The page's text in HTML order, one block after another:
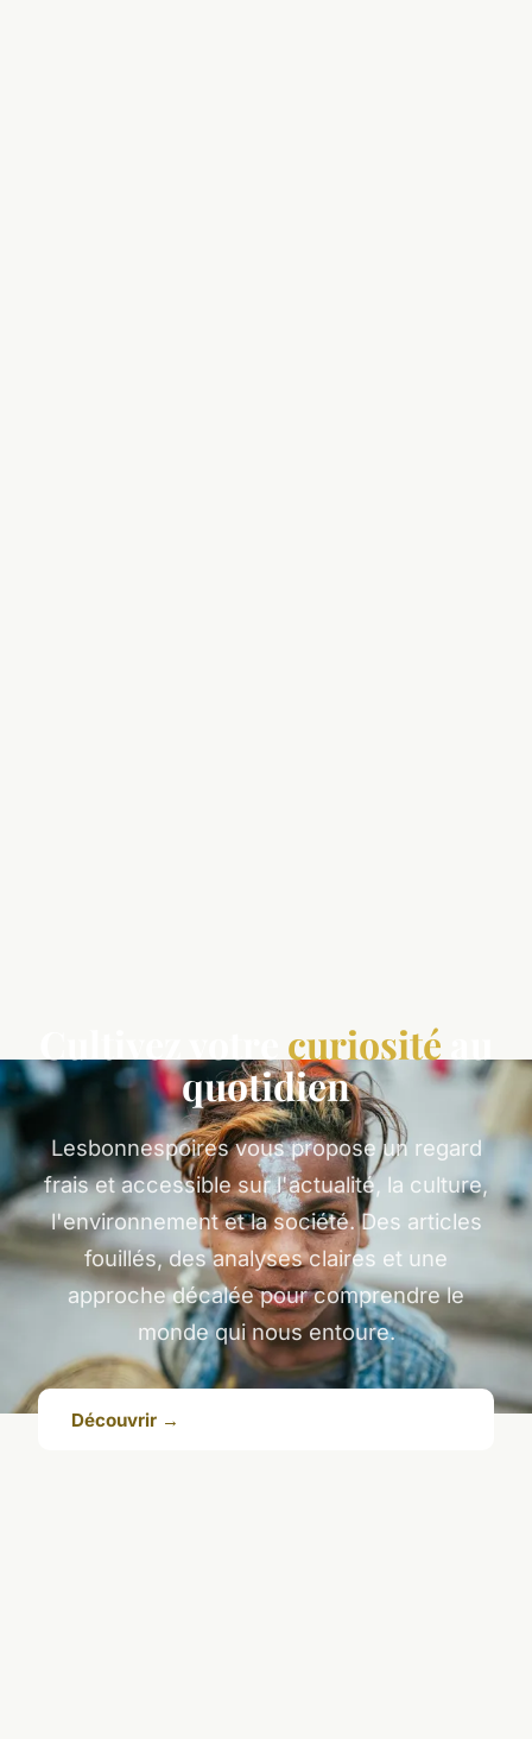
curiosité
quotidien
Lesbonnespoires vous propose un regard
frais et accessible sur l'actualité, la culture,
l'environnement et la société. Des articles
fouillés, des analyses claires et une
approche décalée pour comprendre le
monde qui nous entoure.
Découvrir →